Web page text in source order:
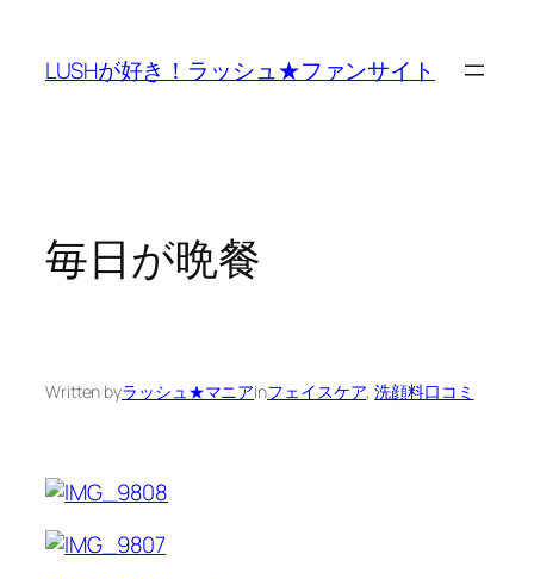
content
LUSHが好き！ラッシュ★ファンサイト
毎日が晩餐
Written byラッシュ★マニアinフェイスケア, 洗顔料口コミ